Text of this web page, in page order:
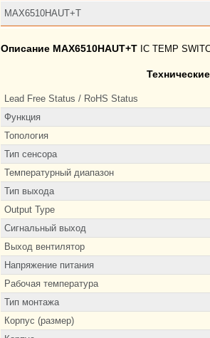
MAX6510HAUT+T
Описание MAX6510HAUT+T IC TEMP
Lead Free Status / RoHS Status
Функция
Топология
Тип сенсора
Температурный диапазон
Тип выхода
Output Type
Сигнальный выход
Выход вентилятор
Напряжение питания
Рабочая температура
Тип монтажа
Корпус (размер)